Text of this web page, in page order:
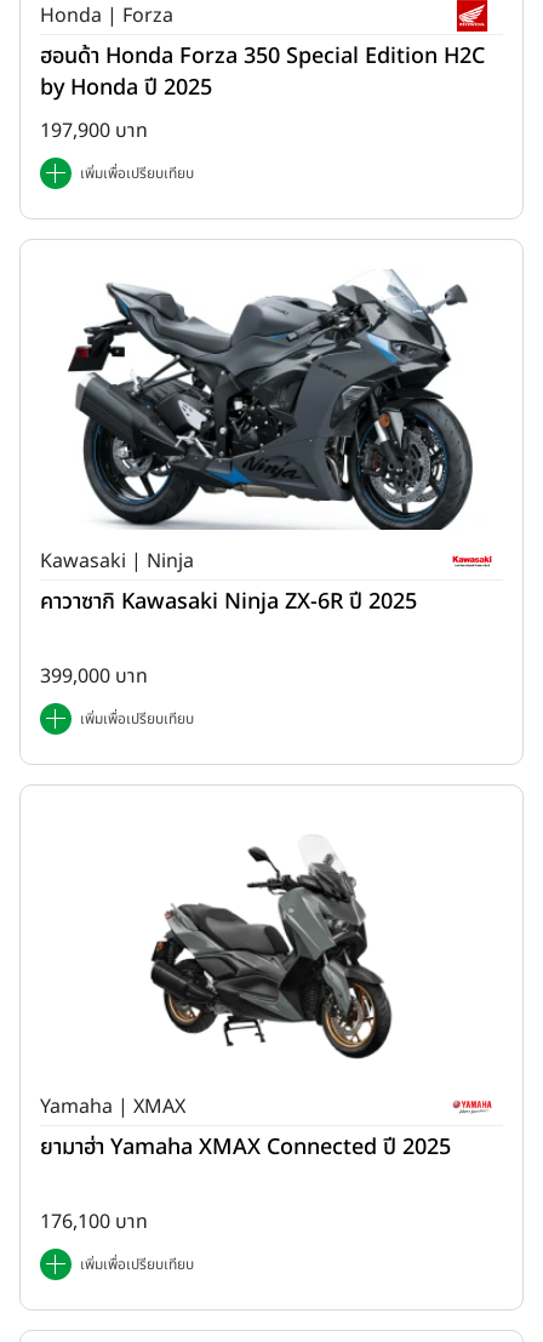
Honda | Forza
ฮอนด้า Honda Forza 350 Special Edition H2C
by Honda ปี 2025
197,900 บาท
เพิ่มเพื่อเปรียบเทียบ
Kawasaki | Ninja
คาวาซากิ Kawasaki Ninja ZX-6R ปี 2025
399,000 บาท
เพิ่มเพื่อเปรียบเทียบ
Yamaha | XMAX
ยามาฮ่า Yamaha XMAX Connected ปี 2025
176,100 บาท
เพิ่มเพื่อเปรียบเทียบ